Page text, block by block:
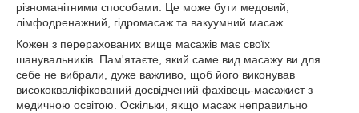
різноманітними способами. Це може бути медовий,
лімфодренажний, гідромасаж та вакуумний масаж.
Кожен з перерахованих вище масажів має своїх
шанувальників. Пам'ятаєте, який саме вид масажу ви для
себе не вибрали, дуже важливо, щоб його виконував
висококваліфікований досвідчений фахівець-масажист з
медичною освітою. Оскільки, якщо масаж неправильно